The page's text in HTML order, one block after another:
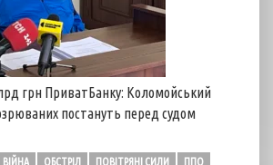
грн ПриватБанку: Коломойський
постануть перед судом
ВІЙНА ОБСТРІЛ ПОВІТРЯНІ СИЛИ ППО